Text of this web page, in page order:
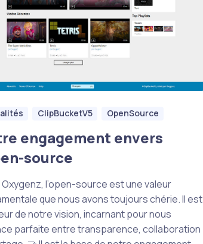
ClipBucketV5 OpenSource
engagement envers
source
l’open-source est une valeur
que nous avons toujours chérie. Il est
de notre vision, incarnant pour nous
parfaite entre transparence, collaboration